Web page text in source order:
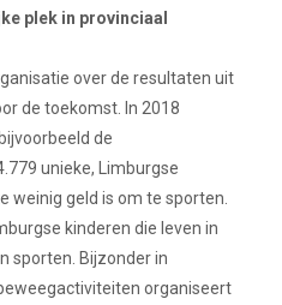
plek in provinciaal
over de resultaten uit
de toekomst. In 2018
de
unieke, Limburgse
weinig geld is om te sporten.
kinderen die leven in
sporten. Bijzonder in
organiseert